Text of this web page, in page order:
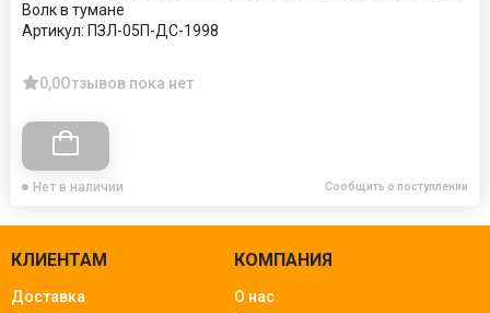
Волк в тумане
Артикул: ПЗЛ-05П-ДС-1998
0,0Отзывов пока нет
Нет в наличии Сообщить о поступлении
КЛИЕНТАМ
Доставка
КОМПАНИЯ
О нас